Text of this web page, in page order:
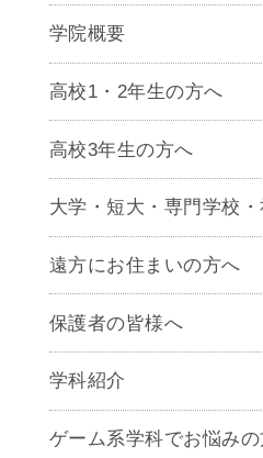
学院概要
高校1・2年生の方へ
高校3年生の方へ
大学・短大・専門学校
遠方にお住まいの方へ
保護者の皆様へ
学科紹介
ゲームクリエイター学
CG学科
ゲーム系学科でお悩みの